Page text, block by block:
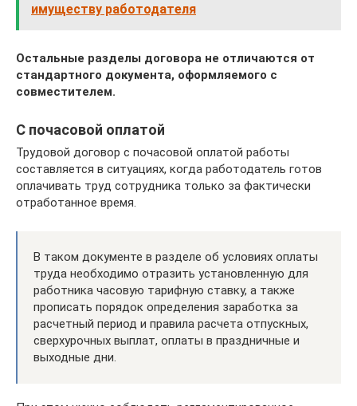
имуществу работодателя
Остальные разделы договора не отличаются от
стандартного документа, оформляемого с
совместителем.
С почасовой оплатой
Трудовой договор с почасовой оплатой работы
составляется в ситуациях, когда работодатель готов
оплачивать труд сотрудника только за фактически
отработанное время.
В таком документе в разделе об условиях оплаты
труда необходимо отразить установленную для
работника часовую тарифную ставку, а также
прописать порядок определения заработка за
расчетный период и правила расчета отпускных,
сверхурочных выплат, оплаты в праздничные и
выходные дни.